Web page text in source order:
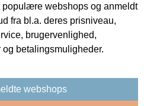
populære webshops og anmeldt
fra bl.a. deres prisniveau,
brugervenlighed,
betalingsmuligheder.
webshops